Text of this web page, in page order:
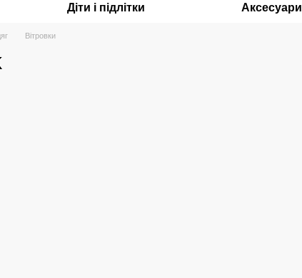
Діти і підлітки Аксесуари
Вітровки